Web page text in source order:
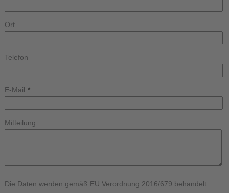
Ort
Telefon
E-Mail *
Mitteilung
Die Daten werden gemäß EU Verordnung 2016/679 behandelt.